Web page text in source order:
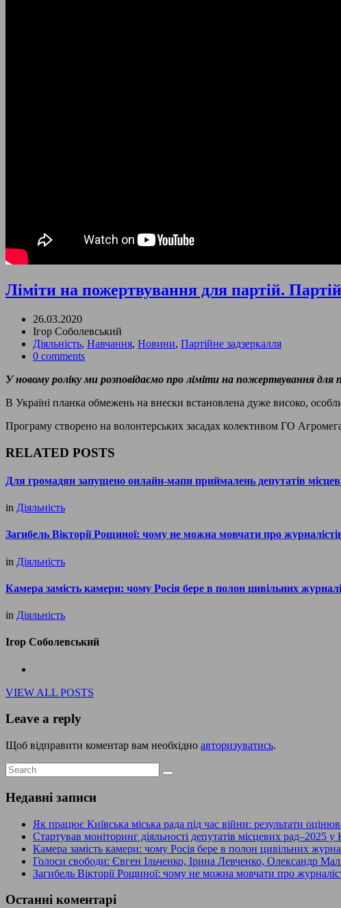
Ліміти на пожертвування для партій.
26.03.2020
Ігор Соболевський
Діяльність, Навчання, Новини, Партійне задзеркалля
0 comments
У новому роліку ми розповідаємо про ліміти на пожертвування для
В Україні планка обмежень на внески встановлена дуже високо,
Програму створено на волонтерських засадах колективом ГО
RELATED POSTS
Для громадян запущено онлайн-мапи приймалень депутатів
in Діяльність
Загибель Вікторії Рощиної: чому не можна мовчати про
in Діяльність
Камера замість камери: чому Росія бере в полон цивільних
in Діяльність
Ігор Соболевський
VIEW ALL POSTS
Leave a reply
Щоб відправити коментар вам необхідно авторизуватись.
Недавні записи
Як працює Київська міська рада під час війни: результати
Стартував моніторинг діяльності депутатів місцевих рад–2025 у
Камера замість камери: чому Росія бере в полон цивільних
Голоси свободи: Євген Ільченко, Ірина Левченко, Олександр
Загибель Вікторії Рощиної: чому не можна мовчати про
Останні коментарі